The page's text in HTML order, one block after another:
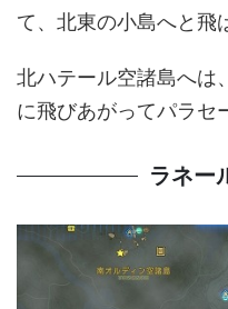
て、北東の小島へと飛
北ハテール空諸島へは
に飛びあがってパラセ
ラネー